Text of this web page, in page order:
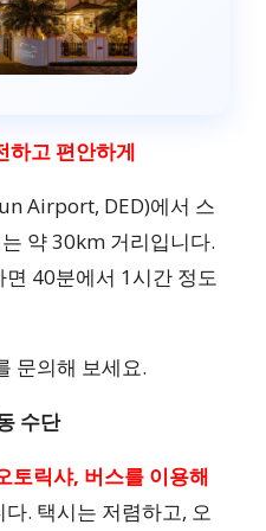
하고 편안하게
Airport, DED)에서 스
약 30km 거리입니다.
40분에서 1시간 정도
문의해 보세요.
수단
토릭샤, 버스를 이용해
. 택시는 저렴하고, 오